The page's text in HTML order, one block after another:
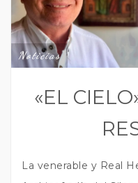
Noticias
«EL
La venerable y Real